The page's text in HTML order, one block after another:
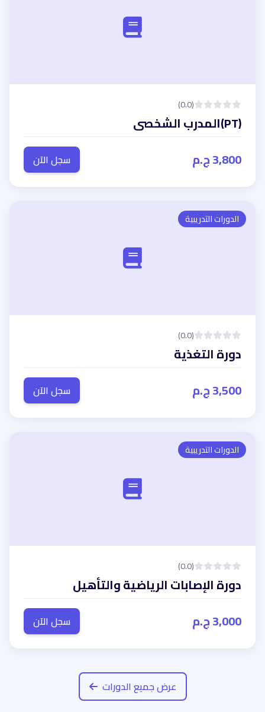
(0.0)
(PT)المدرب الشخصى
3,800 ج.م
سجل الآن
الدورات التدريبية
(0.0)
دورة التغذية
3,500 ج.م
سجل الآن
الدورات التدريبية
(0.0)
دورة الإصابات الرياضية والتأهيل
3,000 ج.م
سجل الآن
عرض جميع الدورات